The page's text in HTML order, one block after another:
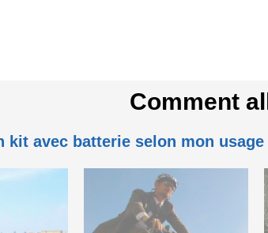
Comment
kit avec batterie selon mon usage